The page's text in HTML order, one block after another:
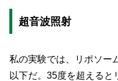
超音波照射
私の実験では、リポソー
以下だ。35度を超えると